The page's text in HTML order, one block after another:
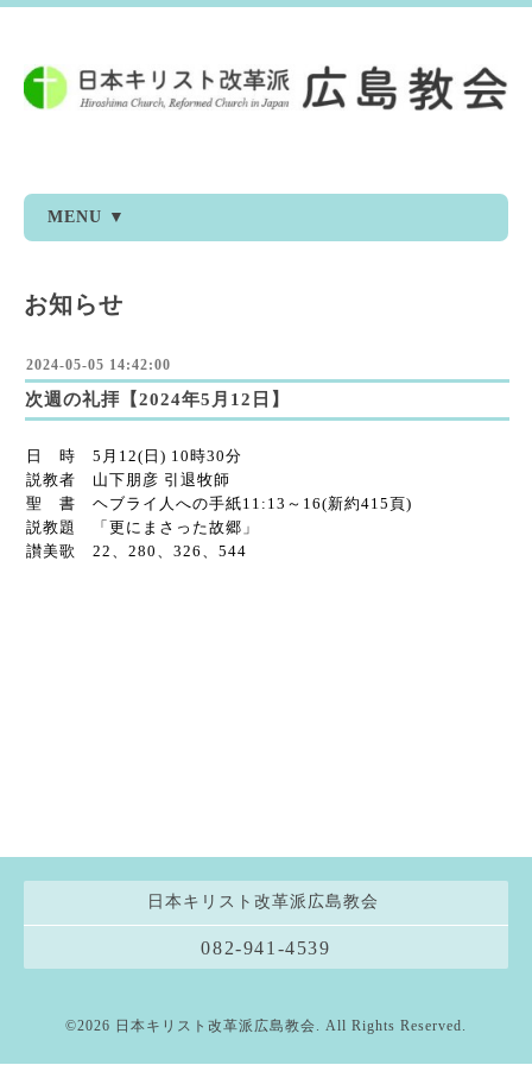
MENU ▼
お知らせ
2024-05-05 14:42:00
次週の礼拝【2024年5月12日】
日 時 5月12(日) 10時30分
説教者 山下朋彦 引退牧師
聖 書 ヘブライ人への手紙11:13～16(新約415頁)
説教題 「更にまさった故郷」
讃美歌 22、280、326、544
日本キリスト改革派広島教会
082-941-4539
©2026 日本キリスト改革派広島教会. All Rights Reserved.